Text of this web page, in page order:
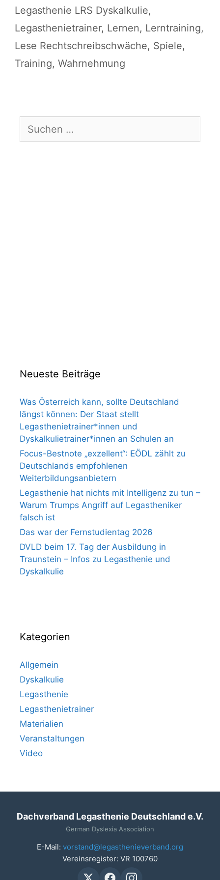
Legasthenie LRS Dyskalkulie,
Legasthenietrainer, Lernen, Lerntraining,
Lese Rechtschreibschwäche, Spiele,
Training, Wahrnehmung
nach:
Neueste Beiträge
Was Österreich kann, sollte Deutschland
längst können: Der Staat stellt
Legasthenietrainer*innen und
Dyskalkulietrainer*innen an Schulen an
Focus-Bestnote „exzellent“: EÖDL zählt zu
Deutschlands empfohlenen
Weiterbildungsanbietern
Legasthenie hat nichts mit Intelligenz zu tun –
Warum Trumps Angriff auf Legastheniker
falsch ist
Das war der Fernstudientag 2026
DVLD beim 17. Tag der Ausbildung in
Traunstein – Infos zu Legasthenie und
Dyskalkulie
Kategorien
Allgemein
Dyskalkulie
Legasthenie
Legasthenietrainer
Materialien
Veranstaltungen
Video
Dachverband Legasthenie Deutschland e.V.
German Dyslexia Association
E-Mail: vorstand@legasthenieverband.org
Vereinsregister: VR 100760